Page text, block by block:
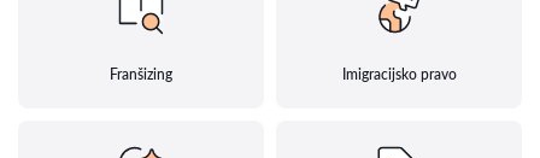
Franšizing Imigracijsko pravo